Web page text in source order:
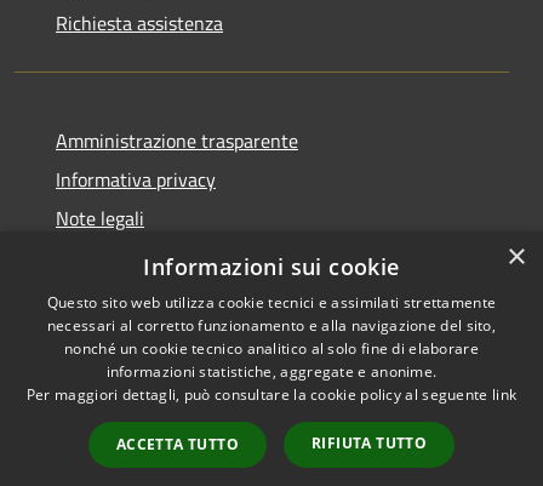
Richiesta assistenza
Amministrazione trasparente
Informativa privacy
Note legali
Dichiarazione di accessibilità
Accessibilità
Copyright © 2026 • Comune di
Cervia • Powered by
Municipium•
Accesso
redazione
×
Informazioni sui cookie
Questo sito web utilizza cookie tecnici e assimilati strettamente
necessari al corretto funzionamento e alla navigazione del sito,
nonché un cookie tecnico analitico al solo fine di elaborare
informazioni statistiche, aggregate e anonime.
Per maggiori dettagli, può consultare la cookie policy al seguente link
ACCETTA TUTTO RIFIUTA TUTTO